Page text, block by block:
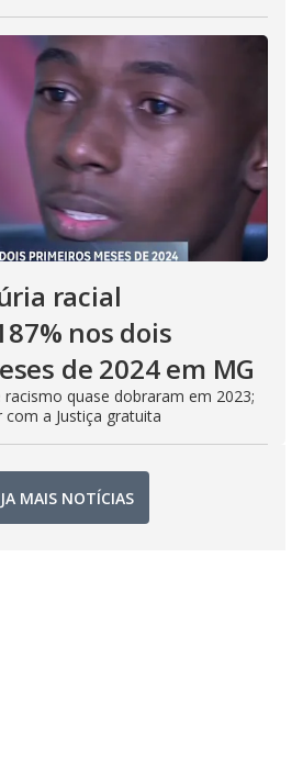
racial
nos dois
de 2024 em MG
quase dobraram em 2023;
a Justiça gratuita
MAIS NOTÍCIAS